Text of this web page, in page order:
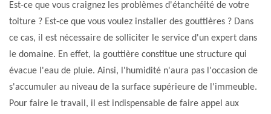
Est-ce que vous craignez les problèmes d'étanchéité de votre
toiture ? Est-ce que vous voulez installer des gouttières ? Dans
ce cas, il est nécessaire de solliciter le service d'un expert dans
le domaine. En effet, la gouttière constitue une structure qui
évacue l'eau de pluie. Ainsi, l'humidité n'aura pas l'occasion de
s'accumuler au niveau de la surface supérieure de l'immeuble.
Pour faire le travail, il est indispensable de faire appel aux